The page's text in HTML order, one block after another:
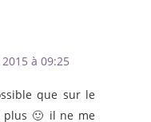
à 09:25
que sur le
plus 🙂 il ne me